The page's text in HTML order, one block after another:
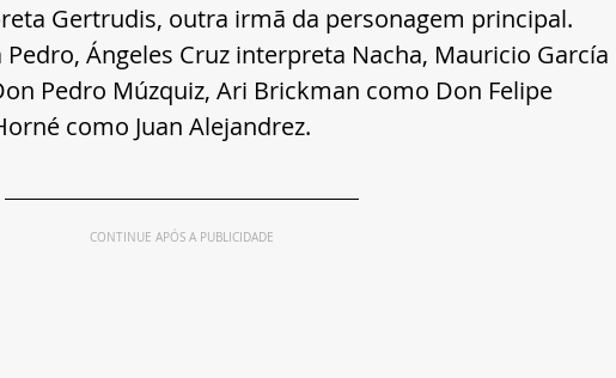
Gertrudis, outra irmã da personagem principal.
Ángeles Cruz interpreta Nacha, Mauricio García
Pedro Múzquiz, Ari Brickman como Don Felipe
como Juan Alejandrez.
CONTINUE APÓS A PUBLICIDADE